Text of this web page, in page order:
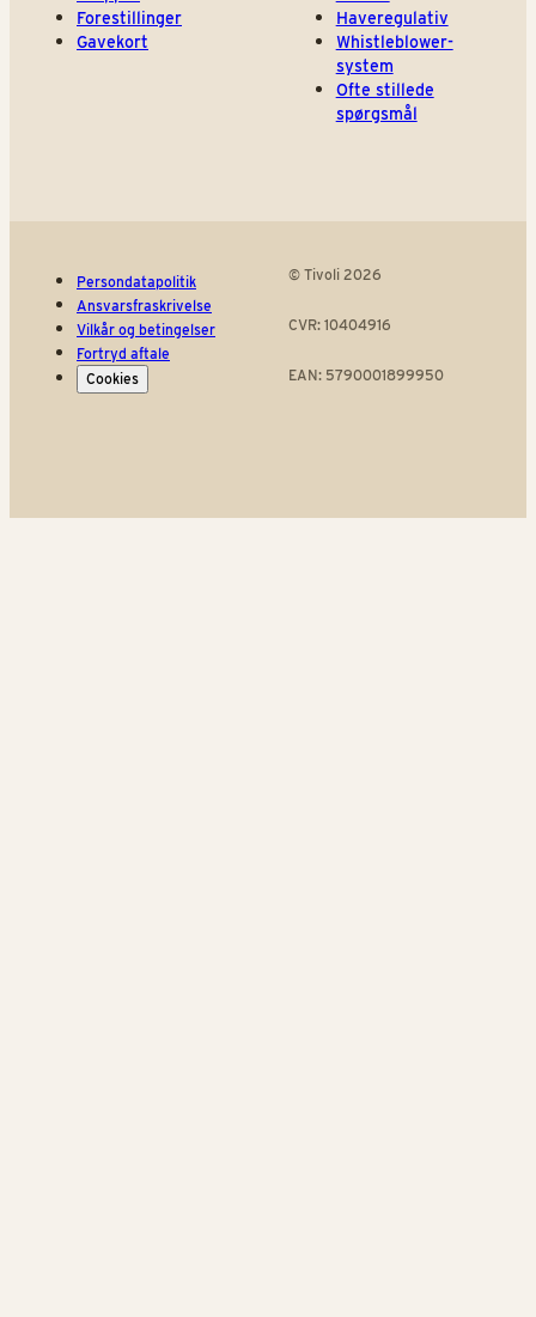
Forestillinger
Gavekort
Haveregulativ
Whistleblower-
system
Ofte stillede
spørgsmål
Persondatapolitik
Ansvarsfraskrivelse
Vilkår og betingelser
Fortryd aftale
Cookies
© Tivoli 2026
CVR: 10404916
EAN: 5790001899950